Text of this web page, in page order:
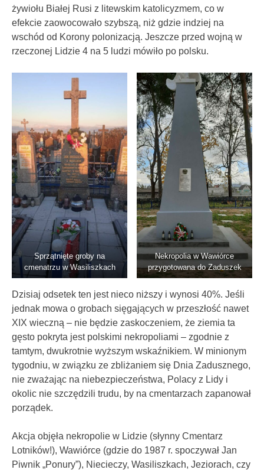
żywiołu Białej Rusi z litewskim katolicyzmem, co w
efekcie zaowocowało szybszą, niż gdzie indziej na
wschód od Korony polonizacją. Jeszcze przed wojną w
rzeczonej Lidzie 4 na 5 ludzi mówiło po polsku.
Sprzątnięte groby na
cmenatrzu w Wasiliszkach
Nekropolia w Wawiórce
przygotowana do Zaduszek
Dzisiaj odsetek ten jest nieco niższy i wynosi 40%. Jeśli
jednak mowa o grobach sięgających w przeszłość nawet
XIX wieczną – nie będzie zaskoczeniem, że ziemia ta
gęsto pokryta jest polskimi nekropoliami – zgodnie z
tamtym, dwukrotnie wyższym wskaźnikiem. W minionym
tygodniu, w związku ze zbliżaniem się Dnia Zadusznego,
nie zważając na niebezpieczeństwa, Polacy z Lidy i
okolic nie szczędzili trudu, by na cmentarzach zapanował
porządek.
Akcja objęła nekropolie w Lidzie (słynny Cmentarz
Lotników!), Wawiórce (gdzie do 1987 r. spoczywał Jan
Piwnik „Ponury”), Niecieczy, Wasiliszkach, Jeziorach, czy